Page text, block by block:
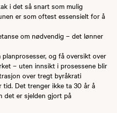
i det så snart som mulig
er som oftest essensielt for å
om nødvendig – det lønner
og få oversikt over
– uten innsikt i prosessene blir
over tregt byråkrati
Det trenger ikke ta 30 år å
det er sjelden gjort på